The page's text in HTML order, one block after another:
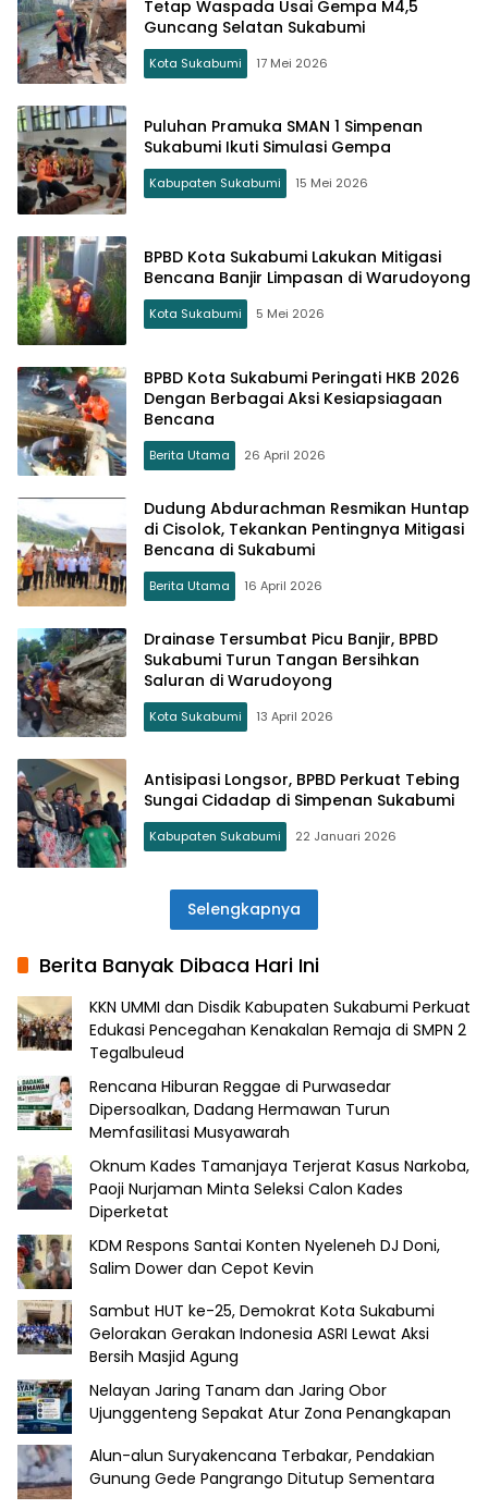
Tetap Waspada Usai Gempa M4,5
Guncang Selatan Sukabumi
Kota Sukabumi 17 Mei 2026
Puluhan Pramuka SMAN 1 Simpenan
Sukabumi Ikuti Simulasi Gempa
Kabupaten Sukabumi 15 Mei 2026
BPBD Kota Sukabumi Lakukan Mitigasi
Bencana Banjir Limpasan di Warudoyong
Kota Sukabumi 5 Mei 2026
BPBD Kota Sukabumi Peringati HKB 2026
Dengan Berbagai Aksi Kesiapsiagaan
Bencana
Berita Utama 26 April 2026
Dudung Abdurachman Resmikan Huntap
di Cisolok, Tekankan Pentingnya Mitigasi
Bencana di Sukabumi
Berita Utama 16 April 2026
Drainase Tersumbat Picu Banjir, BPBD
Sukabumi Turun Tangan Bersihkan
Saluran di Warudoyong
Kota Sukabumi 13 April 2026
Antisipasi Longsor, BPBD Perkuat Tebing
Sungai Cidadap di Simpenan Sukabumi
Kabupaten Sukabumi 22 Januari 2026
Selengkapnya
Berita Banyak Dibaca Hari Ini
KKN UMMI dan Disdik Kabupaten Sukabumi Perkuat
Edukasi Pencegahan Kenakalan Remaja di SMPN 2
Tegalbuleud
Rencana Hiburan Reggae di Purwasedar
Dipersoalkan, Dadang Hermawan Turun
Memfasilitasi Musyawarah
Oknum Kades Tamanjaya Terjerat Kasus Narkoba,
Paoji Nurjaman Minta Seleksi Calon Kades
Diperketat
KDM Respons Santai Konten Nyeleneh DJ Doni,
Salim Dower dan Cepot Kevin
Sambut HUT ke-25, Demokrat Kota Sukabumi
Gelorakan Gerakan Indonesia ASRI Lewat Aksi
Bersih Masjid Agung
Nelayan Jaring Tanam dan Jaring Obor
Ujunggenteng Sepakat Atur Zona Penangkapan
Alun-alun Suryakencana Terbakar, Pendakian
Gunung Gede Pangrango Ditutup Sementara